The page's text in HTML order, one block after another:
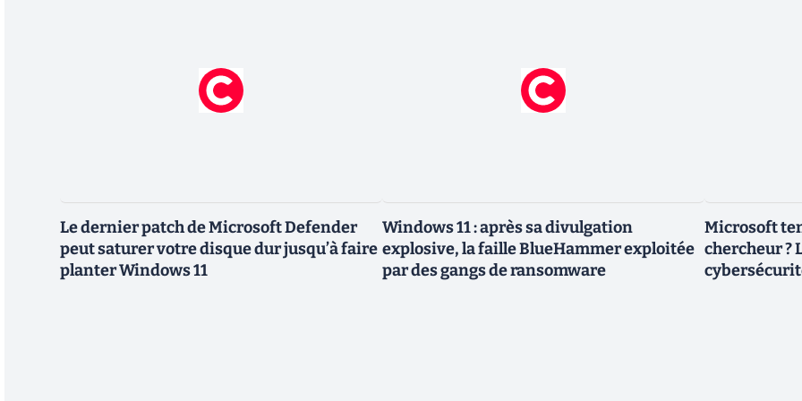
Le dernier patch de Microsoft Defender
peut saturer votre disque dur jusqu’à faire
planter Windows 11
Windows 11 : après sa divulgation
explosive, la faille BlueHammer exploitée
par des gangs de ransomware
Microsoft
chercheur ?